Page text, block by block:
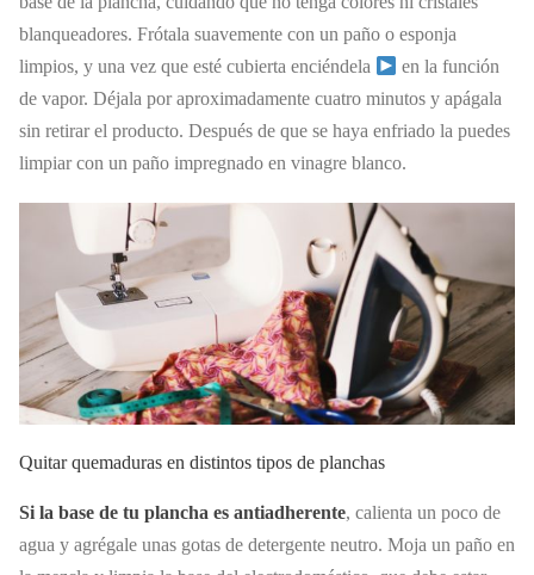
blanqueadores. Frótala suavemente con un paño o esponja
limpios, y una vez que esté cubierta enciéndela
en la función
de vapor. Déjala por aproximadamente cuatro minutos y apágala
sin retirar el producto. Después de que se haya enfriado la puedes
limpiar con un paño impregnado en vinagre blanco.
Quitar quemaduras en distintos tipos de planchas
Si la base de tu plancha es antiadherente, calienta un poco de
agua y agrégale unas gotas de detergente neutro. Moja un paño en